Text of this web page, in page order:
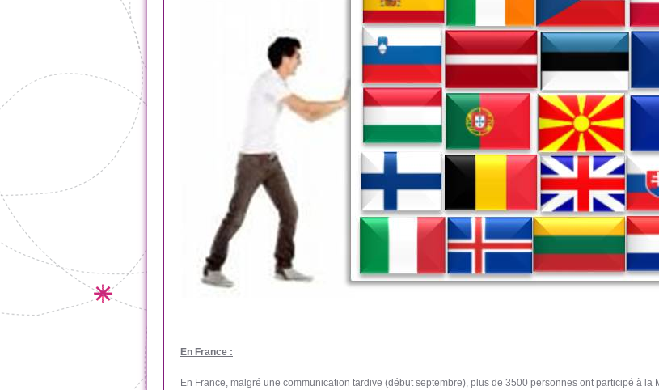
En France :
En France, malgré une communication tardive (début septembre), plus de 3500 personnes ont participé à la